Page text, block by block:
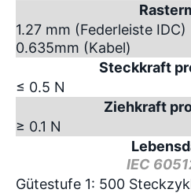
1.27 mm (Federleiste IDC)
0.635mm (Kabel)
Steckkraft
≤ 0.5 N
Ziehkraft
≥ 0.1 N
IEC
Gütestufe 1: 500